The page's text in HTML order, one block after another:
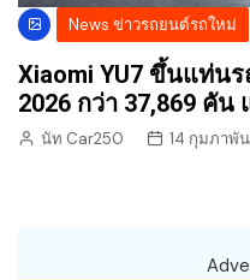
News ข่าวรถยนต์รถใหม่
Xiaomi YU7 ขึ้นแท่น
2026 กว่า 37,869 คัน
นัท Car250 14 กุมภาพั